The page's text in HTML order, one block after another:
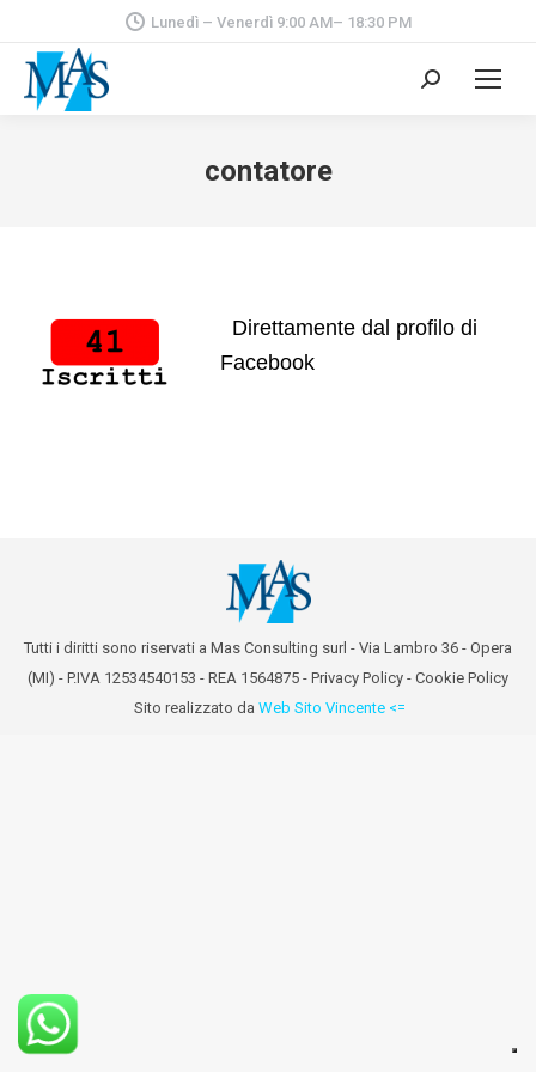
Lunedì – Venerdì 9:00 AM– 18:30 PM
Cerca:
contatore
Direttamente dal profilo di
Facebook
Tutti i diritti sono riservati a Mas Consulting surl - Via Lambro 36 - Opera
(MI) - P.IVA 12534540153 - REA 1564875 - Privacy Policy - Cookie Policy
Sito realizzato da Web Sito Vincente <=